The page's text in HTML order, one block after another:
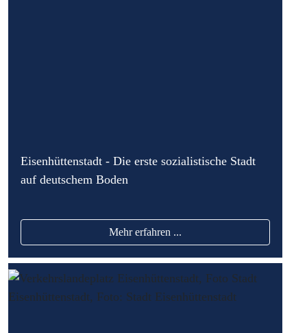
Eisenhüttenstadt - Die erste sozialistische Stadt
auf deutschem Boden
Mehr erfahren ...